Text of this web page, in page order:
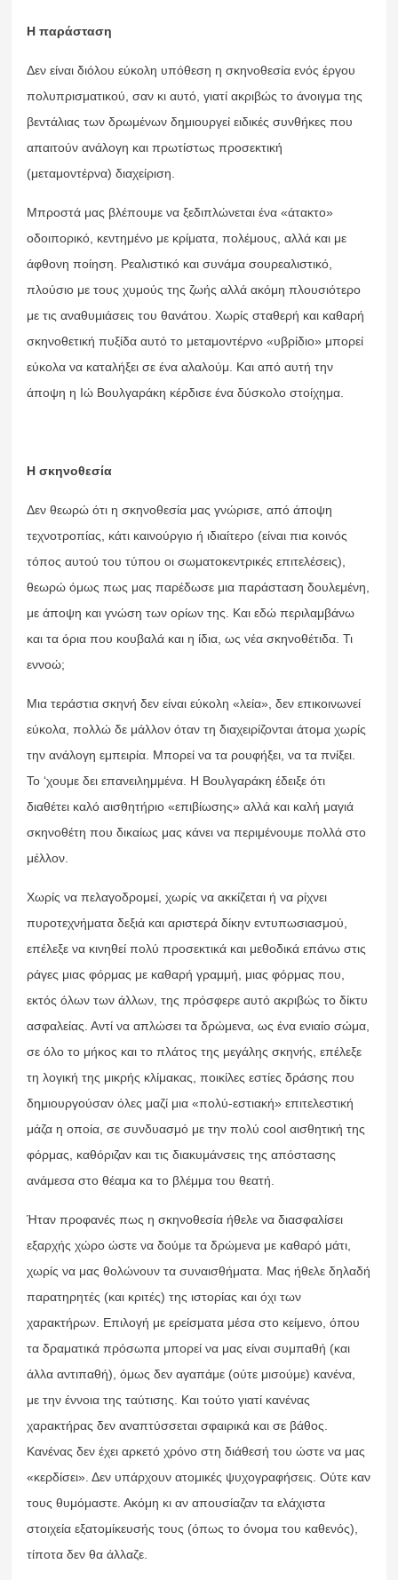
Η παράσταση
Δεν είναι διόλου εύκολη υπόθεση η σκηνοθεσία ενός έργου
πολυπρισματικού, σαν κι αυτό, γιατί ακριβώς το άνοιγμα της
βεντάλιας των δρωμένων δημιουργεί ειδικές συνθήκες που
απαιτούν ανάλογη και πρωτίστως προσεκτική
(μεταμοντέρνα) διαχείριση.
Μπροστά μας βλέπουμε να ξεδιπλώνεται ένα «άτακτο»
οδοιπορικό, κεντημένο με κρίματα, πολέμους, αλλά και με
άφθονη ποίηση. Ρεαλιστικό και συνάμα σουρεαλιστικό,
πλούσιο με τους χυμούς της ζωής αλλά ακόμη πλουσιότερο
με τις αναθυμιάσεις του θανάτου. Χωρίς σταθερή και καθαρή
σκηνοθετική πυξίδα αυτό το μεταμοντέρνο «υβρίδιο» μπορεί
εύκολα να καταλήξει σε ένα αλαλούμ. Και από αυτή την
άποψη η Ιώ Βουλγαράκη κέρδισε ένα δύσκολο στοίχημα.
Η σκηνοθεσία
Δεν θεωρώ ότι η σκηνοθεσία μας γνώρισε, από άποψη
τεχνοτροπίας, κάτι καινούργιο ή ιδιαίτερο (είναι πια κοινός
τόπος αυτού του τύπου οι σωματοκεντρικές επιτελέσεις),
θεωρώ όμως πως μας παρέδωσε μια παράσταση δουλεμένη,
με άποψη και γνώση των ορίων της. Και εδώ περιλαμβάνω
και τα όρια που κουβαλά και η ίδια, ως νέα σκηνοθέτιδα. Τι
εννοώ;
Μια τεράστια σκηνή δεν είναι εύκολη «λεία», δεν επικοινωνεί
εύκολα, πολλώ δε μάλλον όταν τη διαχειρίζονται άτομα χωρίς
την ανάλογη εμπειρία. Μπορεί να τα ρουφήξει, να τα πνίξει.
Το ‘χουμε δει επανειλημμένα. Η Βουλγαράκη έδειξε ότι
διαθέτει καλό αισθητήριο «επιβίωσης» αλλά και καλή μαγιά
σκηνοθέτη που δικαίως μας κάνει να περιμένουμε πολλά στο
μέλλον.
Χωρίς να πελαγοδρομεί, χωρίς να ακκίζεται ή να ρίχνει
πυροτεχνήματα δεξιά και αριστερά δίκην εντυπωσιασμού,
επέλεξε να κινηθεί πολύ προσεκτικά και μεθοδικά επάνω στις
ράγες μιας φόρμας με καθαρή γραμμή, μιας φόρμας που,
εκτός όλων των άλλων, της πρόσφερε αυτό ακριβώς το δίκτυ
ασφαλείας. Αντί να απλώσει τα δρώμενα, ως ένα ενιαίο σώμα,
σε όλο το μήκος και το πλάτος της μεγάλης σκηνής, επέλεξε
τη λογική της μικρής κλίμακας, ποικίλες εστίες δράσης που
δημιουργούσαν όλες μαζί μια «πολύ-εστιακή» επιτελεστική
μάζα η οποία, σε συνδυασμό με την πολύ cool αισθητική της
φόρμας, καθόριζαν και τις διακυμάνσεις της απόστασης
ανάμεσα στο θέαμα κα το βλέμμα του θεατή.
Ήταν προφανές πως η σκηνοθεσία ήθελε να διασφαλίσει
εξαρχής χώρο ώστε να δούμε τα δρώμενα με καθαρό μάτι,
χωρίς να μας θολώνουν τα συναισθήματα. Μας ήθελε δηλαδή
παρατηρητές (και κριτές) της ιστορίας και όχι των
χαρακτήρων. Επιλογή με ερείσματα μέσα στο κείμενο, όπου
τα δραματικά πρόσωπα μπορεί να μας είναι συμπαθή (και
άλλα αντιπαθή), όμως δεν αγαπάμε (ούτε μισούμε) κανένα,
με την έννοια της ταύτισης. Και τούτο γιατί κανένας
χαρακτήρας δεν αναπτύσσεται σφαιρικά και σε βάθος.
Κανένας δεν έχει αρκετό χρόνο στη διάθεσή του ώστε να μας
«κερδίσει». Δεν υπάρχουν ατομικές ψυχογραφήσεις. Ούτε καν
τους θυμόμαστε. Ακόμη κι αν απουσίαζαν τα ελάχιστα
στοιχεία εξατομίκευσής τους (όπως το όνομα του καθενός),
τίποτα δεν θα άλλαζε.